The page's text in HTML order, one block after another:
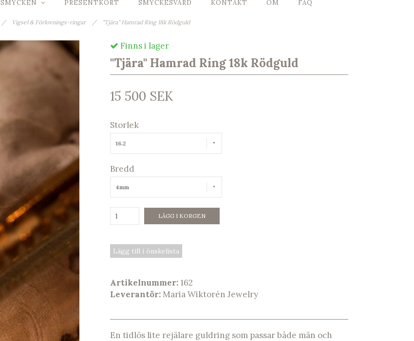
SMYCKEN PRESENTKORT SMYCKESVÅRD KONTAKT OM FAQ
/ Vigsel & Förlovnings-ringar / ''Tjära'' Hamrad Ring 18k Rödguld
Finns i lager
''Tjära'' Hamrad Ring 18k Rödguld
15 500 SEK
Storlek
16.2
Bredd
4mm
LÄGG I KORGEN
Lägg till i önskelista
Artikelnummer: 162
Leverantör: Maria Wiktorén Jewelry
En tidlös lite rejälare guldring som passar både män och